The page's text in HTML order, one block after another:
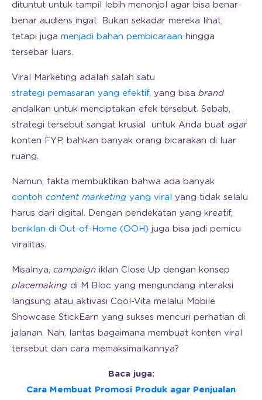
dituntut untuk tampil lebih menonjol agar bisa benar-
benar audiens ingat. Bukan sekadar mereka lihat,
tetapi juga menjadi bahan pembicaraan hingga
tersebar luars.
Viral Marketing adalah salah satu
strategi pemasaran yang efektif, yang bisa brand
andalkan untuk menciptakan efek tersebut. Sebab,
strategi tersebut sangat krusial untuk Anda buat agar
konten FYP, bahkan banyak orang bicarakan di luar
ruang.
Namun, fakta membuktikan bahwa ada banyak
contoh content marketing yang viral yang tidak selalu
harus dari digital. Dengan pendekatan yang kreatif,
beriklan di Out-of-Home (OOH) juga bisa jadi pemicu
viralitas.
Misalnya, campaign iklan Close Up dengan konsep
placemaking di M Bloc yang mengundang interaksi
langsung atau aktivasi Cool-Vita melalui Mobile
Showcase StickEarn yang sukses mencuri perhatian di
jalanan. Nah, lantas bagaimana membuat konten viral
tersebut dan cara memaksimalkannya?
Baca juga:
Cara Membuat Promosi Produk agar Penjualan